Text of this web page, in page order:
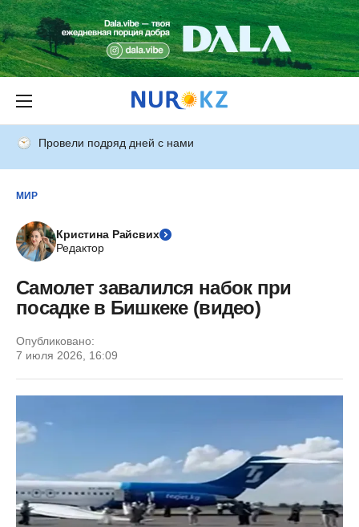
Провели подряд дней с нами
МИР
Кристина Райсвих
Редактор
Самолет завалился набок при
посадке в Бишкеке (видео)
Опубликовано:
7 июля 2026, 16:09